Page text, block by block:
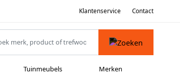
Klantenservice Contact
Tuinmeubels Merken